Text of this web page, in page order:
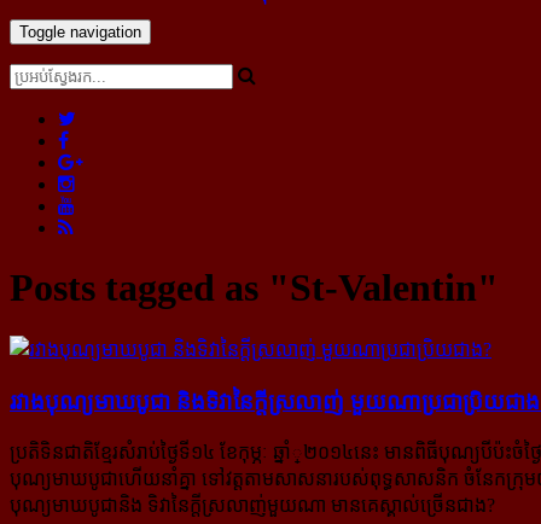
Toggle navigation
Posts tagged as "St-Valentin"
រវាង​បុណ្យ​មាឃ​បូជា និង​ទិវា​នៃ​ក្តី​ស្រលាញ់ មួយ​ណា​ប្រជាប្រិយ​ជា
ប្រតិទិនជាតិខែ្មរសំរាប់ថៃ្ងទី១៤ ខែកុម្ភៈ ឆ្នាំ្២០១៤នេះ មានពិធីបុណ្យបី
បុណ្យមាឃបូជាហើយនាំគ្នា ទៅវត្តតាមសាសនារបស់ពុទ្ធសាសនិក ចំនែកក្រុម
បុណ្យមាឃបូជានិង ទិវានៃក្តីស្រលាញ់មួយណា មានគេស្គាល់ច្រើនជាង?